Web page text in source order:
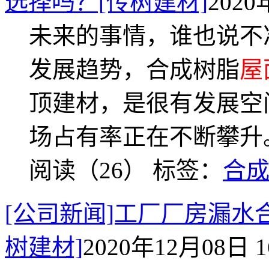
未来的事情，谁也说
发展趋势，合成树脂
顶建材，是很有发展
场占有率正在不断攀升
阅读（26） 标签： 合
[公司新闻]工厂厂房漏水
树建材]2020年12月08日